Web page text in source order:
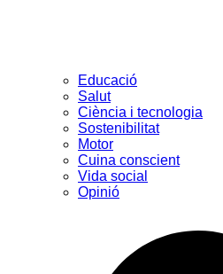
Educació
Salut
Ciència i tecnologia
Sostenibilitat
Motor
Cuina conscient
Vida social
Opinió